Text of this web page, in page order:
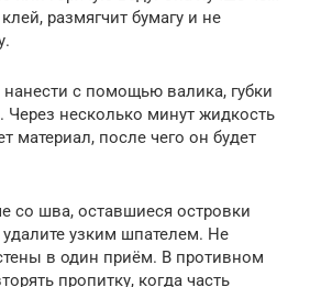
размягчит бумагу и не
с помощью валика, губки
Через несколько минут жидкость
материал, после чего он будет
со шва, оставшиеся островки
узким шпателем. Не
в один приём. В противном
пропитку, когда часть